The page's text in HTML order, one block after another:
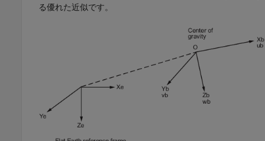
る優れた近似です。